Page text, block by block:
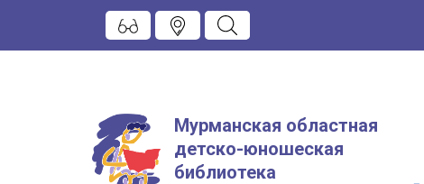
Мурманская областная
детско-юношеская
библиотека